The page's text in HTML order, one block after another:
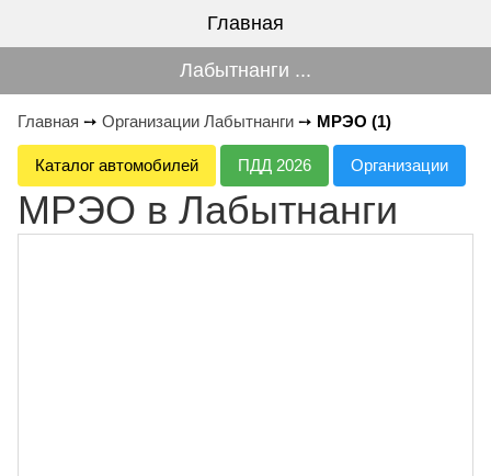
Главная
Лабытнанги ...
Главная ➙ Организации Лабытнанги ➙ МРЭО (1)
Каталог автомобилей ПДД 2026 Организации
МРЭО в Лабытнанги